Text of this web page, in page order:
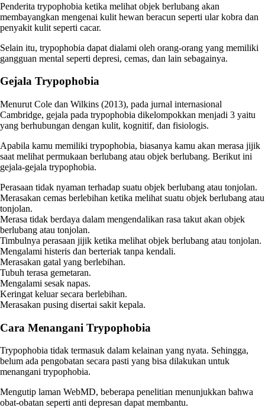
Penderita trypophobia ketika melihat objek berlubang akan
membayangkan mengenai kulit hewan beracun seperti ular kobra dan
penyakit kulit seperti cacar.
Selain itu, trypophobia dapat dialami oleh orang-orang yang memiliki
gangguan mental seperti depresi, cemas, dan lain sebagainya.
Gejala Trypophobia
Menurut Cole dan Wilkins (2013), pada jurnal internasional
Cambridge, gejala pada trypophobia dikelompokkan menjadi 3 yaitu
yang berhubungan dengan kulit, kognitif, dan fisiologis.
Apabila kamu memiliki trypophobia, biasanya kamu akan merasa jijik
saat melihat permukaan berlubang atau objek berlubang. Berikut ini
gejala-gejala trypophobia.
Perasaan tidak nyaman terhadap suatu objek berlubang atau tonjolan.
Merasakan cemas berlebihan ketika melihat suatu objek berlubang atau
tonjolan.
Merasa tidak berdaya dalam mengendalikan rasa takut akan objek
berlubang atau tonjolan.
Timbulnya perasaan jijik ketika melihat objek berlubang atau tonjolan.
Mengalami histeris dan berteriak tanpa kendali.
Merasakan gatal yang berlebihan.
Tubuh terasa gemetaran.
Mengalami sesak napas.
Keringat keluar secara berlebihan.
Merasakan pusing disertai sakit kepala.
Cara Menangani Trypophobia
Trypophobia tidak termasuk dalam kelainan yang nyata. Sehingga,
belum ada pengobatan secara pasti yang bisa dilakukan untuk
menangani trypophobia.
Mengutip laman WebMD, beberapa penelitian menunjukkan bahwa
obat-obatan seperti anti depresan dapat membantu.